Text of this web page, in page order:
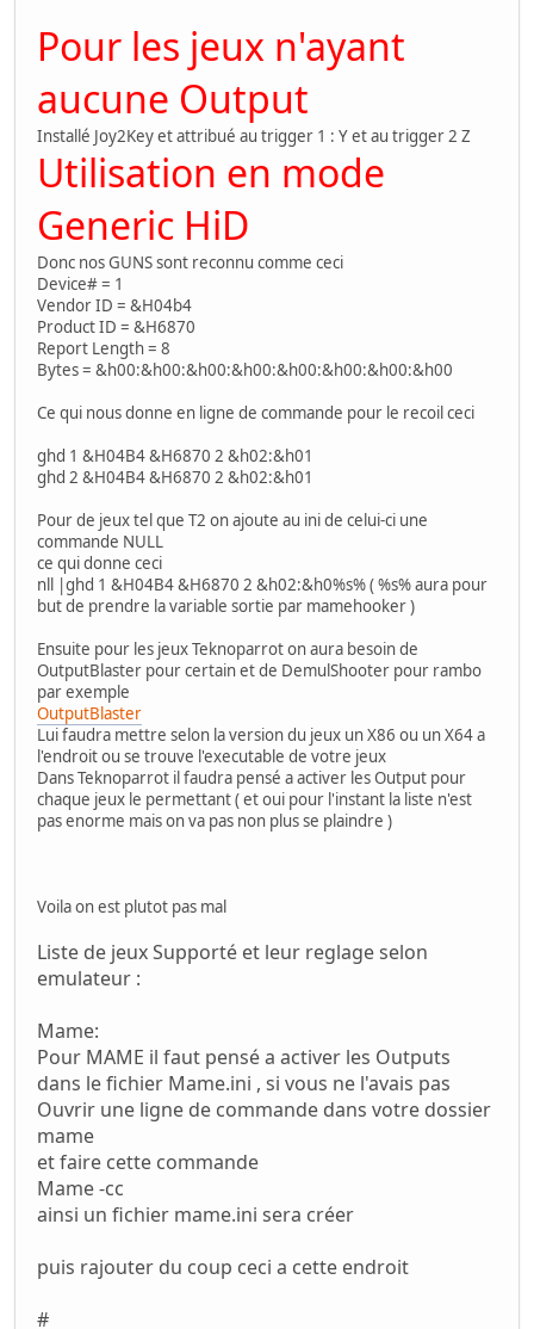
Pour les jeux n'ayant
aucune Output
Installé Joy2Key et attribué au trigger 1 : Y et au trigger 2 Z
Utilisation en mode
Generic HiD
Donc nos GUNS sont reconnu comme ceci
Device# = 1
Vendor ID = &H04b4
Product ID = &H6870
Report Length = 8
Bytes = &h00:&h00:&h00:&h00:&h00:&h00:&h00:&h00
Ce qui nous donne en ligne de commande pour le recoil ceci
ghd 1 &H04B4 &H6870 2 &h02:&h01
ghd 2 &H04B4 &H6870 2 &h02:&h01
Pour de jeux tel que T2 on ajoute au ini de celui-ci une
commande NULL
ce qui donne ceci
nll |ghd 1 &H04B4 &H6870 2 &h02:&h0%s% ( %s% aura pour
but de prendre la variable sortie par mamehooker )
Ensuite pour les jeux Teknoparrot on aura besoin de
OutputBlaster pour certain et de DemulShooter pour rambo
par exemple
OutputBlaster
Lui faudra mettre selon la version du jeux un X86 ou un X64 a
l'endroit ou se trouve l'executable de votre jeux
Dans Teknoparrot il faudra pensé a activer les Output pour
chaque jeux le permettant ( et oui pour l'instant la liste n'est
pas enorme mais on va pas non plus se plaindre )
Voila on est plutot pas mal
Liste de jeux Supporté et leur reglage selon
emulateur :
Mame:
Pour MAME il faut pensé a activer les Outputs
dans le fichier Mame.ini , si vous ne l'avais pas
Ouvrir une ligne de commande dans votre dossier
mame
et faire cette commande
Mame -cc
ainsi un fichier mame.ini sera créer
puis rajouter du coup ceci a cette endroit
#